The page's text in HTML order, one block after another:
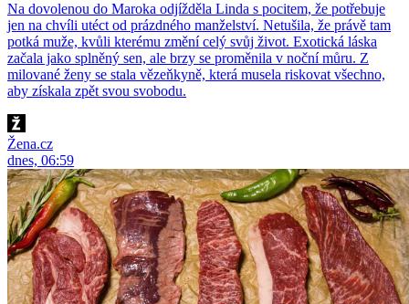
Na dovolenou do Maroka odjížděla Linda s pocitem, že potřebuje
jen na chvíli utéct od prázdného manželství. Netušila, že právě tam
potká muže, kvůli kterému změní celý svůj život. Exotická láska
začala jako splněný sen, ale brzy se proměnila v noční můru. Z
milované ženy se stala vězeňkyně, která musela riskovat všechno,
aby získala zpět svou svobodu.
Žena.cz
dnes, 06:59